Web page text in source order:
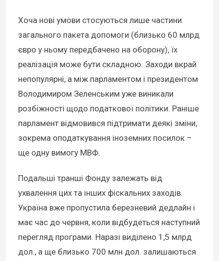
Хоча нові умови стосуються лише частини
загального пакета допомоги (близько 60 млрд
євро у ньому передбачено на оборону), їх
реалізація може бути складною. Заходи вкрай
непопулярні, а між парламентом і президентом
Володимиром Зеленським уже виникали
розбіжності щодо податкової політики. Раніше
парламент відмовився підтримати деякі зміни,
зокрема оподаткування іноземних посилок –
ще одну вимогу МВФ.
Подальші транші Фонду залежать від
ухвалення цих та інших фіскальних заходів.
Україна вже пропустила березневий дедлайн і
має час до червня, коли відбудеться наступний
перегляд програми. Наразі виділено 1,5 млрд
дол., а ще близько 700 млн дол. залишаються